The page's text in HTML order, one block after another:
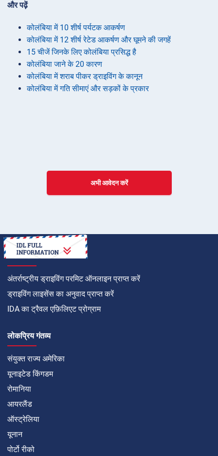
और पढ़ें
कोलंबिया में 10 शीर्ष पर्यटक आकर्षण
कोलंबिया में 12 शीर्ष रेटेड आकर्षण और घूमने की जगहें
15 चीजें जिनके लिए कोलंबिया प्रसिद्ध है
कोलंबिया जाने के 20 कारण
कोलंबिया में शराब पीकर ड्राइविंग के कानून
कोलंबिया में गति सीमाएं और सड़कों के प्रकार
अभी आवेदन करें
कैसे करें
अंतर्राष्ट्रीय ड्राइविंग परमिट ऑनलाइन प्राप्त करें
ड्राइविंग लाइसेंस का अनुवाद प्राप्त करें
IDA का ट्रैवल एफ़िलिएट प्रोग्राम
लोकप्रिय गंतव्य
संयुक्त राज्य अमेरिका
यूनाइटेड किंगडम
रोमानिया
आयरलैंड
ऑस्ट्रेलिया
यूनान
पोर्टो रीको